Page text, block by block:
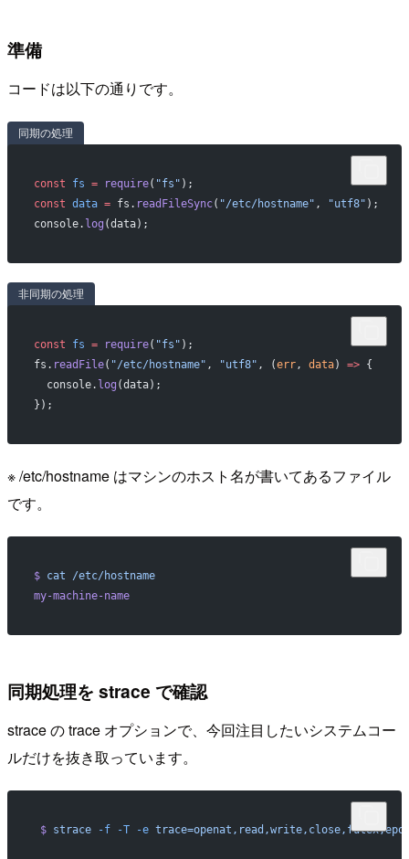
準備
コードは以下の通りです。
同期の処理
const fs = require( "fs" );
const data = fs. readFileSync( "/etc/hostname" , "utf8" );
console. log (data);
非同期の処理
const fs = require( "fs" );
fs. readFile( "/etc/hostname" , "utf8" , (err, data) => {
  console.
log (data);
});
※ /etc/hostname はマシンのホスト名が書いてあるファイル
です。
$ cat /etc/hostname
my-machine-name
同期処理を strace で確認
strace の trace オプションで、今回注目したいシステムコー
ルだけを抜き取っています。
$ strace -f -T -e